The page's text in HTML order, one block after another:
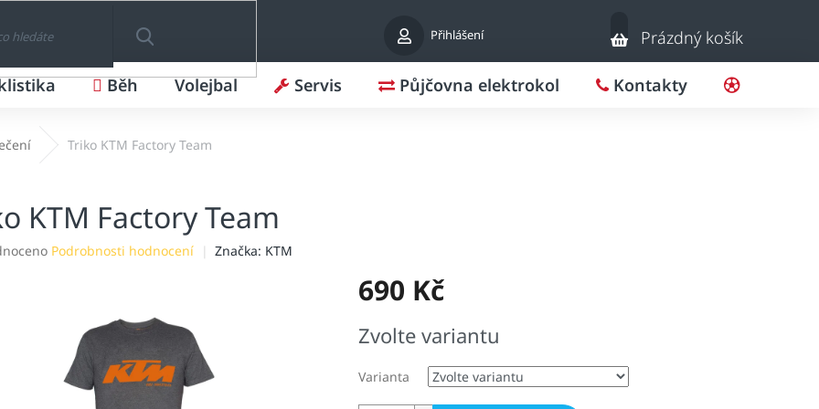
Přihlášení
HLEDAT
Nákupní
košík
Prázdný košík
Běh Volejbal Servis Půjčovna elektrokol Kontakty
Triko KTM Factory Team
KTM Factory Team
Podrobnosti hodnocení Značka: KTM
690 Kč
cena:
Zvolte variantu
Varianta